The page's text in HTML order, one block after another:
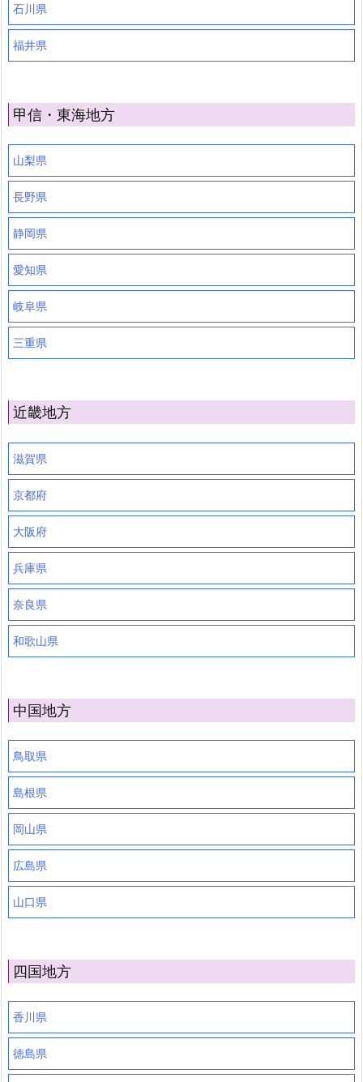
石川県
福井県
甲信・東海地方
山梨県
長野県
静岡県
愛知県
岐阜県
三重県
近畿地方
滋賀県
京都府
大阪府
兵庫県
奈良県
和歌山県
中国地方
鳥取県
島根県
岡山県
広島県
山口県
四国地方
香川県
徳島県